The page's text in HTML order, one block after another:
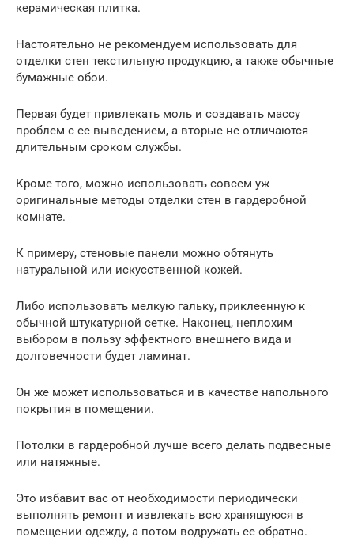
керамическая плитка.
Настоятельно не рекомендуем использовать для
отделки стен текстильную продукцию, а также обычные
бумажные обои.
Первая будет привлекать моль и создавать массу
проблем с ее выведением, а вторые не отличаются
длительным сроком службы.
Кроме того, можно использовать совсем уж
оригинальные методы отделки стен в гардеробной
комнате.
К примеру, стеновые панели можно обтянуть
натуральной или искусственной кожей.
Либо использовать мелкую гальку, приклеенную к
обычной штукатурной сетке. Наконец, неплохим
выбором в пользу эффектного внешнего вида и
долговечности будет ламинат.
Он же может использоваться и в качестве напольного
покрытия в помещении.
Потолки в гардеробной лучше всего делать подвесные
или натяжные.
Это избавит вас от необходимости периодически
выполнять ремонт и извлекать всю хранящуюся в
помещении одежду, а потом водружать ее обратно.